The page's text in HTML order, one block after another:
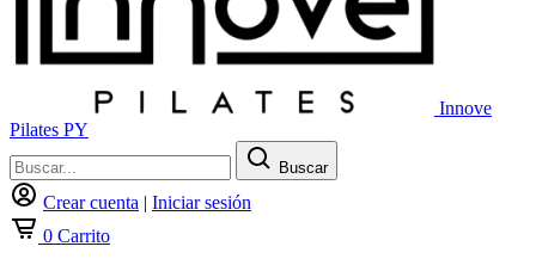
Innove
Pilates PY
Buscar
Crear cuenta | Iniciar sesión
0 Carrito